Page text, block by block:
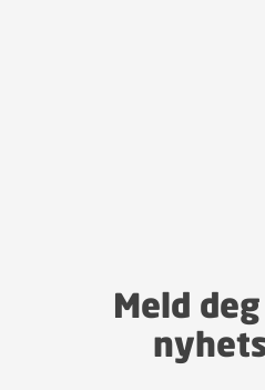
Meld